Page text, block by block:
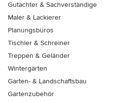
Gutachter & Sachverständige
Maler & Lackierer
Planungsbüros
Tischler & Schreiner
Treppen & Geländer
Wintergärten
Garten- & Landschaftsbau
Gartenzubehör